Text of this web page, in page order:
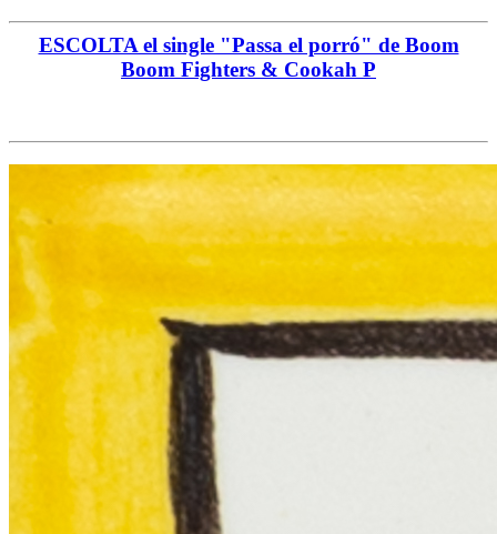
ESCOLTA el single "Passa el porró" de Boom
Boom Fighters & Cookah P